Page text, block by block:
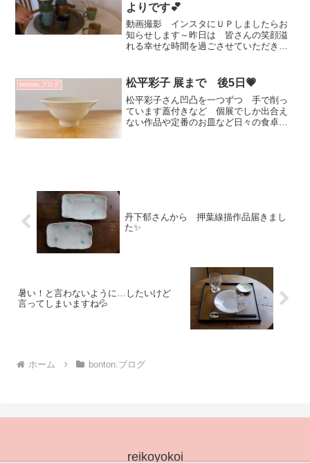
よりです💕
動画撮影 インスタにＵＰしましたらお
知らせします～昨日は 皆さんの笑顔溢
れる幸せな時間を過ごさせていただきま
れて 注いでくれるエトネさんの焼菓子
と一緒に♡使い心地確認で...
bonton.ブログ 松平彩子 展まで 後5日💗
松平彩子さん凹凸を一つずつ 手で削っ
ています蓋付きなど 個展でしか出合え
ない作品や定番のお皿など日々の食卓や
丹下郁さんから 押葉線描作品届きまし
た✨
暑い！と言わないように…したいけど
言ってしまいますね💦
ホーム bonton.ブログ
reikoyokoi